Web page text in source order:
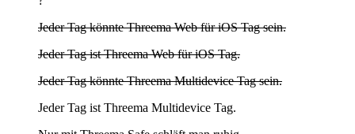
Jeder Tag könnte Threema Web für iOS Tag sein.
Jeder Tag ist Threema Web für iOS Tag.
Jeder Tag könnte Threema Multidevice Tag sein.
Jeder Tag ist Threema Multidevice Tag.